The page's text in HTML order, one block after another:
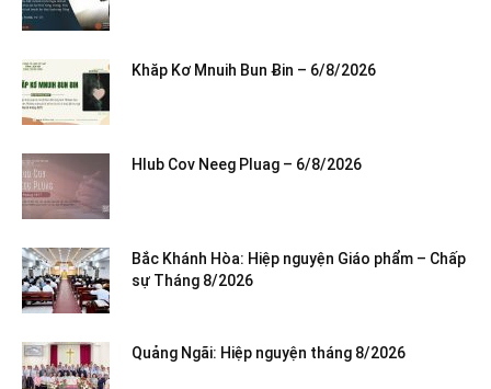
Khăp Kơ Mnuih Bun Ƀin – 6/8/2026
Hlub Cov Neeg Pluag – 6/8/2026
Bắc Khánh Hòa: Hiệp nguyện Giáo phẩm – Chấp
sự Tháng 8/2026
Quảng Ngãi: Hiệp nguyện tháng 8/2026